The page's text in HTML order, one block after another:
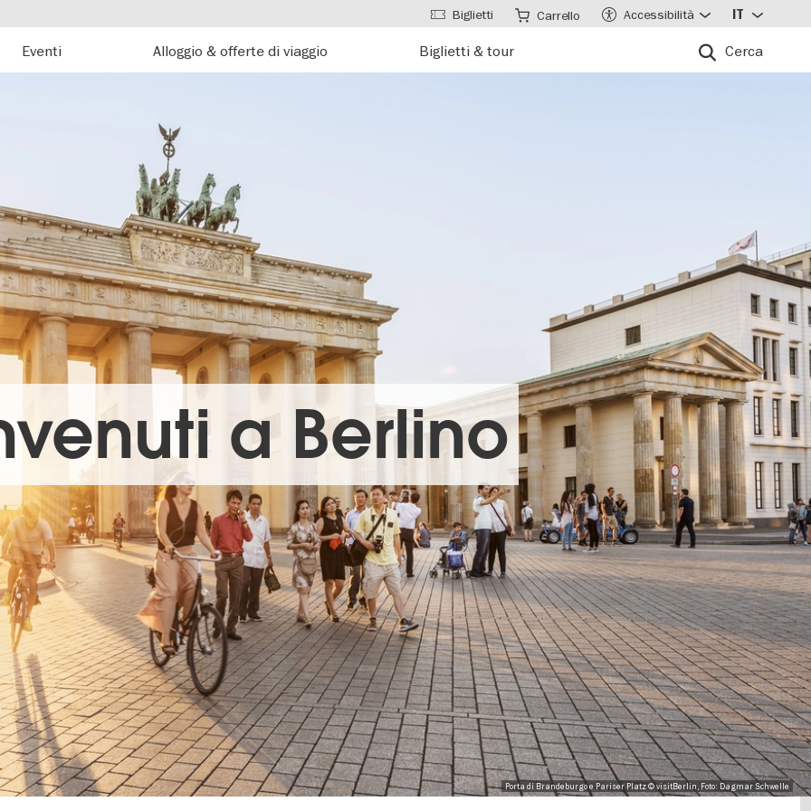
Eventi Alloggio & offerte di viaggio Biglietti & tour Cerca
Biglietti Carrello Accessibilità IT
a Berlino
Porta di Brandeburgo e Pariser Platz © visitBerlin, Foto: Dagmar Schwelle